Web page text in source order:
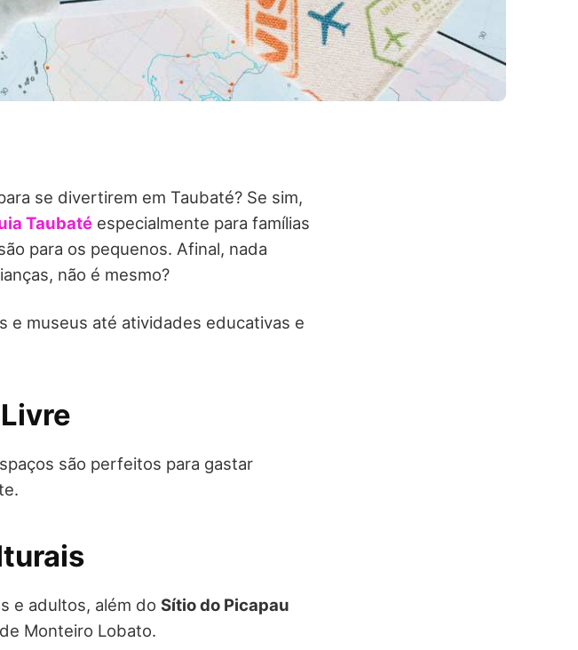
se divertirem em Taubaté? Se sim,
Taubaté especialmente para famílias
para os pequenos. Afinal, nada
não é mesmo?
e museus até atividades educativas e
são perfeitos para gastar
e adultos, além do Sítio do Picapau
Monteiro Lobato.